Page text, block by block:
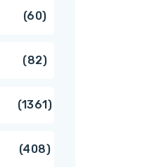
producten
6060
producten
8282
producten
13611361
producten
408408